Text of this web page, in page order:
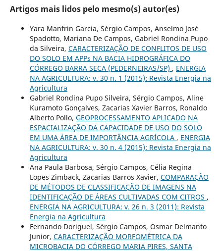
Artigos mais lidos pelo mesmo(s) autor(es)
Yara Manfrin Garcia, Sérgio Campos, Anselmo José
Spadotto, Mariana De Campos, Gabriel Rondina Pupo
da Silveira, CARACTERIZAÇÃO DE CONFLITOS DE USO
DO SOLO EM APPs NA BACIA HIDROGRÁFICA DO
CÓRREGO BARRA SECA (PEDERNEIRAS/SP) , ENERGIA
NA AGRICULTURA: v. 30 n. 1 (2015): Revista Energia na
Agricultura
Gabriel Rondina Pupo Silveira, Sérgio Campos, Aline
Kuramoto Gonçalves, Zacarias Xavier Barros, Ronaldo
Alberto Pollo, GEOPROCESSAMENTO APLICADO NA
ESPACIALIZAÇÃO DA CAPACIDADE DE USO DO SOLO
EM UMA ÁREA DE IMPORTÂNCIA AGRÍCOLA , ENERGIA
NA AGRICULTURA: v. 30 n. 4 (2015): Revista Energia na
Agricultura
Ana Paula Barbosa, Sérgio Campos, Célia Regina
Lopes Zimback, Zacarias Barros Xavier, COMPARAÇÃO
DE MÉTODOS DE CLASSIFICAÇÃO DE IMAGENS NA
IDENTIFICAÇÃO DE ÁREAS CULTIVADAS COM CITROS ,
ENERGIA NA AGRICULTURA: v. 26 n. 3 (2011): Revista
Energia na Agricultura
Fernando Doriguel, Sérgio Campos, Osmar Delmanto
Junior, CARACTERIZAÇÃO MORFOMÉTRICA DA
MICROBACIA DO CÓRREGO MARIA PIRES, SANTA